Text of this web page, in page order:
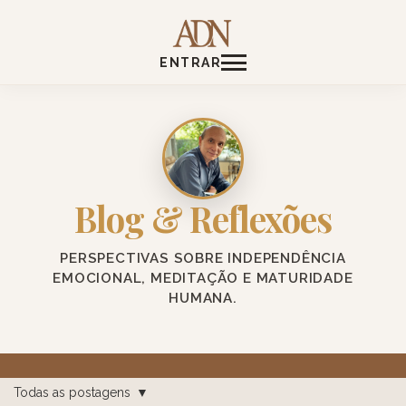
Blog & Reflexões
PERSPECTIVAS SOBRE INDEPENDÊNCIA
EMOCIONAL, MEDITAÇÃO E MATURIDADE
HUMANA.
ENTRAR
Todas as postagens